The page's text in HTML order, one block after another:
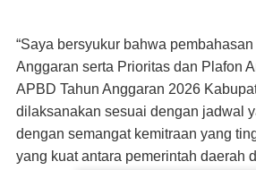
“Saya bersyukur bahwa
Anggaran serta Prioritas dan Plafon
APBD Tahun Anggaran 2026
dilaksanakan sesuai dengan jadwal
dengan semangat kemitraan yang
yang kuat antara pemerintah daerah